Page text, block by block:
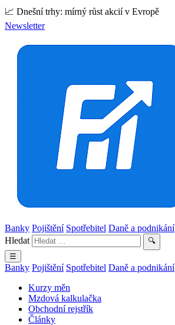
📈 Dnešní trhy: mírný růst akcií v Evropě
Newsletter
Banky Pojištění Spotřebitel Daně a podnikání
Hledat
🔍
☰
Banky Pojištění Spotřebitel Daně a podnikání
Kurzy měn
Mzdová kalkulačka
Obchodní rejstřík
Články